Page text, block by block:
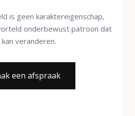
is geen karaktereigenschap,
onderbewust patroon dat
kan veranderen.
een afspraak